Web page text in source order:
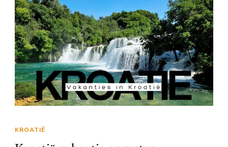
KROATIË